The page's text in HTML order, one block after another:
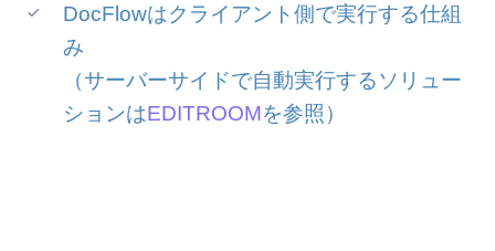
DocFlowはクライアント側で実行する仕組
み
（サーバーサイドで自動実行するソリュー
ションはEDITROOMを参照）